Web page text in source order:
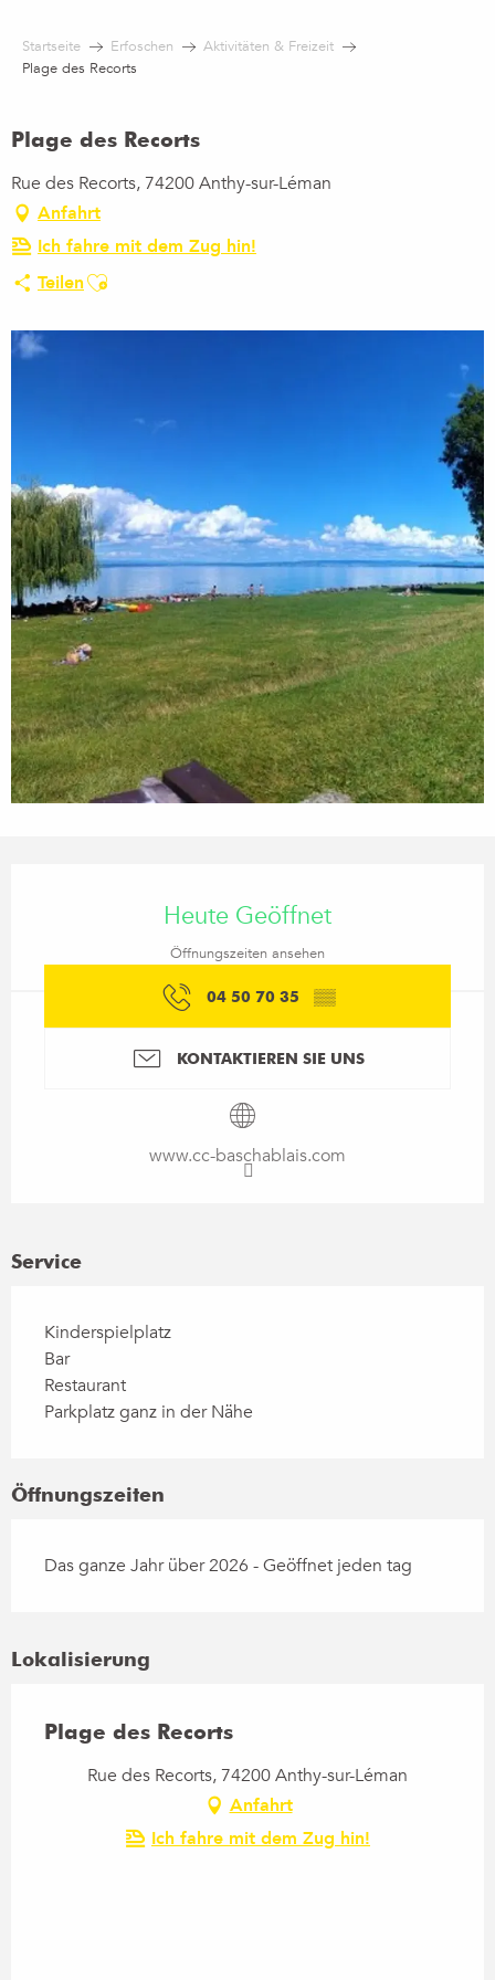
contenu
Startseite Erfoschen
Aktivitäten & Freizeit
Plage des Recorts
Plage des Recorts
Rue des Recorts, 74200 Anthy-sur-Léman
Anfahrt
Ich fahre mit dem Zug hin!
TeilenAjouter aux favoris
Heute Geöffnet
Öffnungszeiten ansehen
04 50 70 35 ▒▒
KONTAKTIEREN SIE UNS
www.cc-baschablais.com
Service
Kinderspielplatz
Bar
Restaurant
Parkplatz ganz in der Nähe
Öffnungszeiten
Das ganze Jahr über 2026 - Geöffnet jeden tag
Lokalisierung
Plage des Recorts
Rue des Recorts, 74200 Anthy-sur-Léman
Anfahrt
Ich fahre mit dem Zug hin!